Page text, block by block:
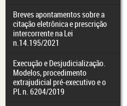
Breves apontamentos sobre a
citação eletrônica e prescrição
intercorrente na Lei
n.14.195/2021
Execução e Desjudicialização.
Modelos, procedimento
extrajudicial pré-executivo e o
PL n. 6204/2019